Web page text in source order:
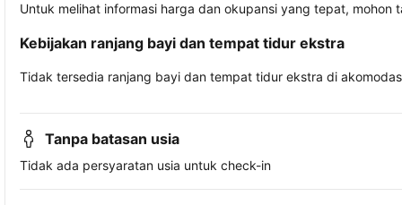
Untuk melihat informasi harga dan okupansi yang tepat,
Kebijakan ranjang bayi dan tempat tidur ekstra
Tidak tersedia ranjang bayi dan tempat tidur ekstra di
Tanpa batasan usia
Tidak ada persyaratan usia untuk check-in